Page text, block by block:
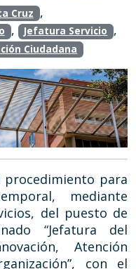
Cruz ,
, Jefatura Servicio ,
Ciudadana
procedimiento para
mediante
del puesto de
“Jefatura del
Atención
con el